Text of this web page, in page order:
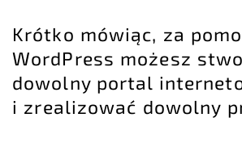
Krótko mówiąc, za
WordPress możesz
dowolny portal
i zrealizować dowolny